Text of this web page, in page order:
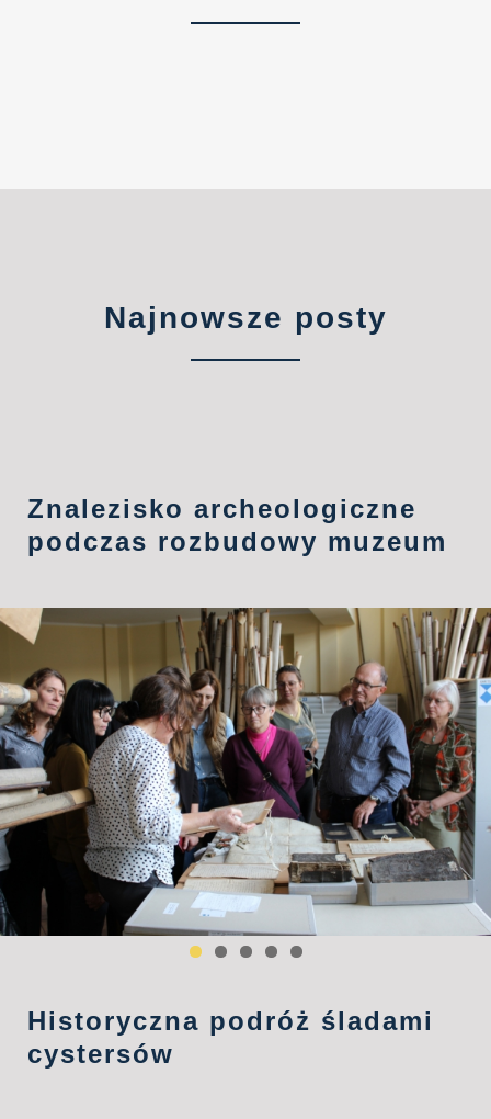
Najnowsze posty
Znalezisko archeologiczne
podczas rozbudowy muzeum
Historyczna podróż śladami
cystersów